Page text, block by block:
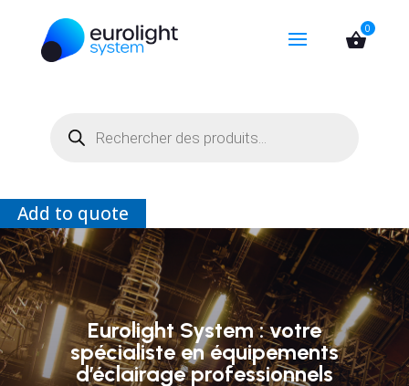
produits
Add to quote
Eurolight System : votre
spécialiste en équipements
d’éclairage professionnels